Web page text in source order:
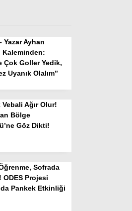
Yazar Ayhan
Kaleminden:
Çok Goller Yedik,
Uyanık Olalım”
Vebali Ağır Olur!
Bölge
Göz Dikti!
Sofrada
ODES Projesi
Pankek Etkinliği